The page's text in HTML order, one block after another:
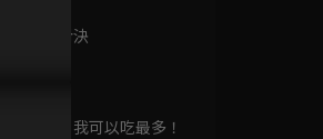
08 公平的對決
09 為了妳，我可以吃最多！
已完結 / 共 34 集